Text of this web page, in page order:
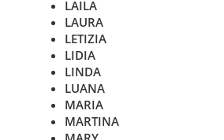
LAILA
LAURA
LETIZIA
LIDIA
LINDA
LUANA
MARIA
MARTINA